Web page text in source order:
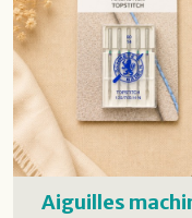
Aiguilles